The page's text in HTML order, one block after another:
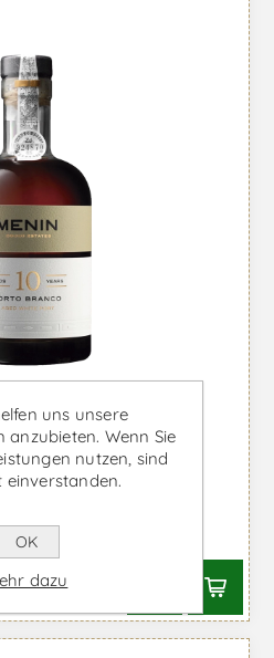
Jahre 500ml -
inkl. MwSt.
uns unsere
anzubieten. Wenn Sie
nutzen, sind
einverstanden.
OK
dazu